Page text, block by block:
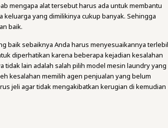
mengapa alat tersebut harus ada untuk membantu
yang dimilikinya cukup banyak. Sehingga
baik.
baik sebaiknya Anda harus menyesuaikannya
diperhatikan karena beberapa kejadian kesalahan
lain adalah salah pilih model mesin laundry yang
kesalahan memilih agen penjualan yang belum
jeli agar tidak mengakibatkan kerugian di kemudian